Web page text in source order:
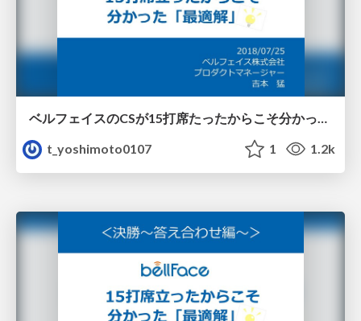
t_yoshimoto0107
1 1.2k